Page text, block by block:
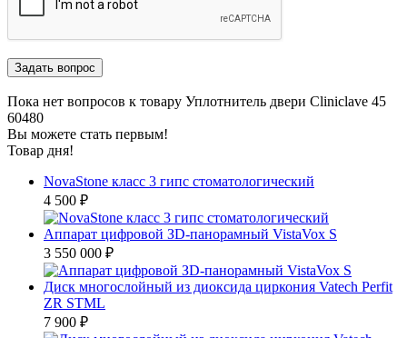
Пока нет вопросов к товару Уплотнитель двери Cliniclave 45
60480
Вы можете стать первым!
Товар дня!
NovaStone класс 3 гипс стоматологический
4 500 ₽
Аппарат цифровой ЗD-панорамный VistaVox S
3 550 000 ₽
Диск многослойный из диоксида циркония Vatech Perfit
ZR STML
7 900 ₽